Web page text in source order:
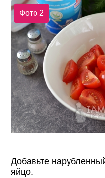
Фото 2
Добавьте
яйцо.